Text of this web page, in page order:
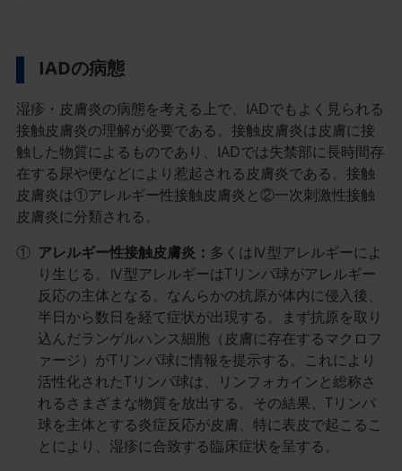
IADの病態
湿疹・皮膚炎の病態を考える上で、IADでもよく見られる
接触皮膚炎の理解が必要である。接触皮膚炎は皮膚に接
触した物質によるものであり、IADでは失禁部に長時間存
在する尿や便などにより惹起される皮膚炎である。接触
皮膚炎は①アレルギー性接触皮膚炎と②一次刺激性接触
皮膚炎に分類される。
① アレルギー性接触皮膚炎： 多くはⅣ型アレルギーによ
り生じる。Ⅳ型アレルギーはTリンパ球がアレルギー
反応の主体となる。なんらかの抗原が体内に侵入後、
半日から数日を経て症状が出現する。まず抗原を取り
込んだランゲルハンス細胞（皮膚に存在するマクロフ
ァージ）がTリンパ球に情報を提示する。これにより
活性化されたTリンパ球は、リンフォカインと総称さ
れるさまざまな物質を放出する。その結果、Tリンパ
球を主体とする炎症反応が皮膚、特に表皮で起こるこ
とにより、湿疹に合致する臨床症状を呈する。